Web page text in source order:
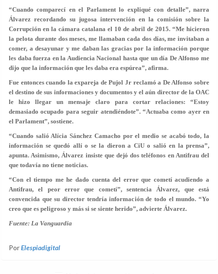
“Cuando comparecí en el Parlament lo expliqué con detalle”, narra
Álvarez recordando su jugosa intervención en la comisión sobre la
Corrupción en la cámara catalana el 10 de abril de 2015. “Me hicieron
la pelota durante dos meses, me llamaban cada dos días, me invitaban a
comer, a desayunar y me daban las gracias por la información porque
les daba fuerza en la Audiencia Nacional hasta que un día De Alfonso me
dijo que la información que les daba era espúrea”, afirma.
Fue entonces cuando la expareja de Pujol Jr reclamó a De Alfonso sobre
el destino de sus informaciones y documentos y el aún director de la OAC
le hizo llegar un mensaje claro para cortar relaciones: “Estoy
demasiado ocupado para seguir atendiéndote”. “Actuaba como ayer en
el Parlament”, sostiene.
“Cuando salió Alícia Sánchez Camacho por el medio se acabó todo, la
información se quedó allí o se la dieron a CiU o salió en la prensa”,
apunta. Asimismo, Álvarez insiste que dejó dos teléfonos en Antifrau del
que todavía no tiene noticias.
“Con el tiempo me he dado cuenta del error que cometí acudiendo a
Antifrau, el peor error que cometí”, sentencia Álvarez, que está
convencida que su director tendría información de todo el mundo. “Yo
creo que es peligroso y más si se siente herido”, advierte Álvarez.
Fuente: La Vanguardia
PorElespiadigital